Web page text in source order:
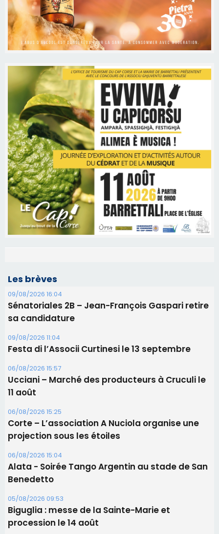
Les brèves
09/08/2026 16:04
Sénatoriales 2B – Jean-François Gaspari retire
sa candidature
09/08/2026 11:04
Festa di l’Associi Curtinesi le 13 septembre
06/08/2026 15:57
Ucciani – Marché des producteurs à Cruculi le
11 août
06/08/2026 15:25
Corte – L’association A Nuciola organise une
projection sous les étoiles